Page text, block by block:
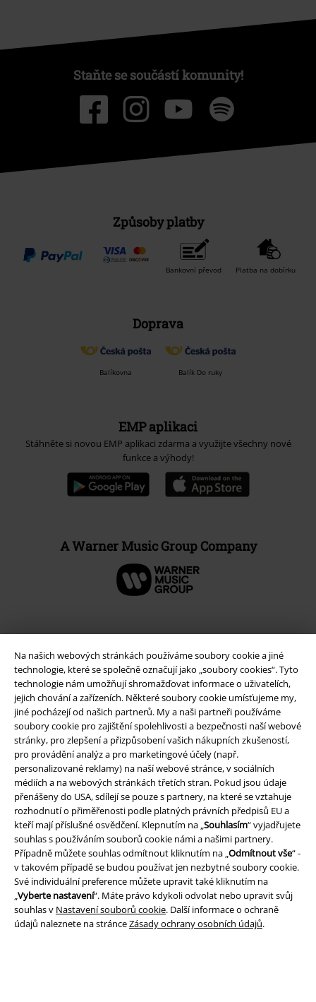
Na našich webových stránkách používáme soubory cookie a jiné
technologie, které se společně označují jako „soubory cookies“. Tyto
technologie nám umožňují shromažďovat informace o uživatelích,
jejich chování a zařízeních. Některé soubory cookie umísťujeme my,
jiné pocházejí od našich partnerů. My a naši partneři používáme
soubory cookie pro zajištění spolehlivosti a bezpečnosti naší webové
stránky, pro zlepšení a přizpůsobení vašich nákupních zkušeností,
pro provádění analýz a pro marketingové účely (např.
personalizované reklamy) na naší webové stránce, v sociálních
médiích a na webových stránkách třetích stran. Pokud jsou údaje
přenášeny do USA, sdílejí se pouze s partnery, na které se vztahuje
rozhodnutí o přiměřenosti podle platných právních předpisů EU a
kteří mají příslušné osvědčení. Klepnutím na „Souhlasím“ vyjadřujete
souhlas s používáním souborů cookie námi a našimi partnery.
Případně můžete souhlas odmítnout kliknutím na „Odmítnout vše“ -
v takovém případě se budou používat jen nezbytné soubory cookie.
Své individuální preference můžete upravit také kliknutím na
„Vyberte nastavení“. Máte právo kdykoli odvolat nebo upravit svůj
souhlas v Nastavení souborů cookie. Další informace o ochraně
údajů naleznete na stránceZásady ochrany osobních údajů.
Staňte se součástí komunity!
Způsoby platby
Bankovní převod Platba na dobírku
Doprava
Balíkovna Balík Do ruky
EMP aplikaci
Stáhněte si novou EMP aplikaci zdarma a využijte všechny nové
funkce a výhody!
A Warner Music Group Company
Právní informace
Podmínky
Prohlášení
Ochrana osobních údajů
Likvidace odpadu a ochrana životního prostředí
Prohlášení o shodě